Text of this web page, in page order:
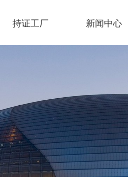
持证工厂 新闻中心